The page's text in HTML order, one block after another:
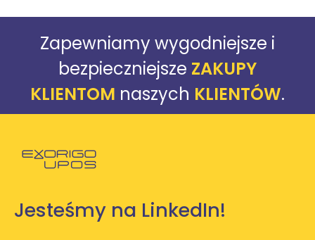
Zapewniamy wygodniejsze i
bezpieczniejsze ZAKUPY
KLIENTOM naszych KLIENTÓW.
Jesteśmy na LinkedIn!